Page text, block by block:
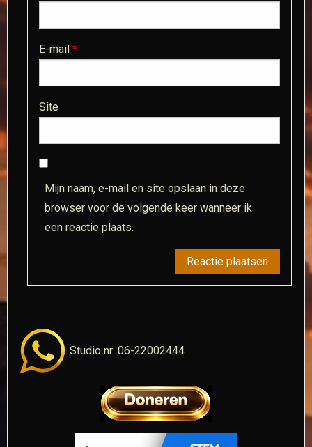
E-mail *
Site
Mijn naam, e-mail en site opslaan in deze
browser voor de volgende keer wanneer ik
een reactie plaats.
Studio nr: 06-22002444